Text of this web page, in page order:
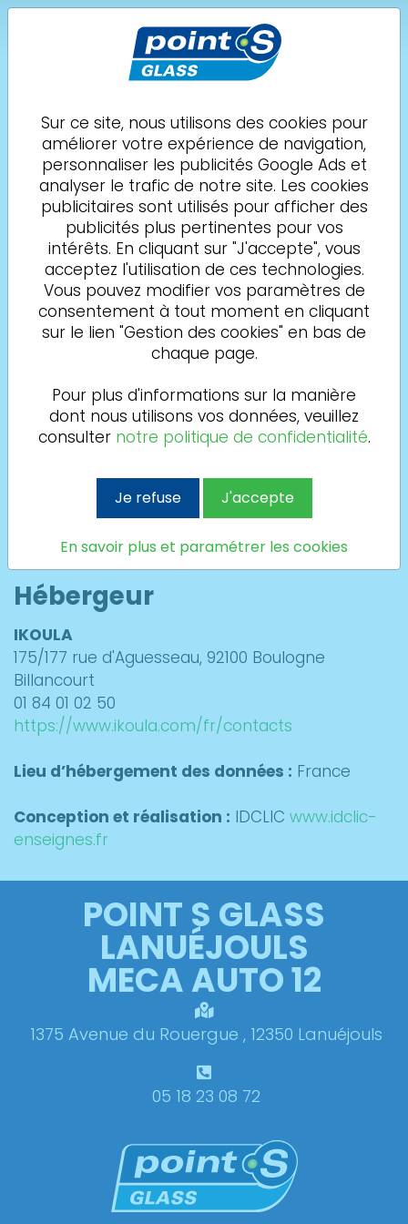
MECA AUTO 12
05 18 23 08 72 Demande de
rendez-vous
Mentions légales
Editeur
MECA AUTO 12, SARL unipersonnelle au capital
Siret : 94895915000012
Adresse : MECA AUTO 12
1375 Avenue du Rouergue 12350 Lanuéjouls
Le directeur de la publication de ce site est :
Frédéric LAGET
Le directeur de la rédaction est :
Lionel Haberlé
Hébergeur
IKOULA
175/177 rue d'Aguesseau, 92100 Boulogne
Billancourt
01 84 01 02 50
https://www.ikoula.com/fr/contacts
Lieu d’hébergement des données : France
Conception et réalisation : IDCLIC www.idclic-
enseignes.fr
POINT S GLASS
LANUÉJOULS
MECA AUTO 12
1375 Avenue du Rouergue , 12350 Lanuéjouls
05 18 23 08 72
Sur ce site, nous utilisons des cookies pour
améliorer votre expérience de navigation,
personnaliser les publicités Google Ads et
analyser le trafic de notre site. Les cookies
publicitaires sont utilisés pour afficher des
publicités plus pertinentes pour vos
intérêts. En cliquant sur "J'accepte", vous
acceptez l'utilisation de ces technologies.
Vous pouvez modifier vos paramètres de
consentement à tout moment en cliquant
sur le lien "Gestion des cookies" en bas de
chaque page.
Pour plus d'informations sur la manière
dont nous utilisons vos données, veuillez
consulter notre politique de confidentialité.
Je refuse J'accepte
En savoir plus et paramétrer les cookies